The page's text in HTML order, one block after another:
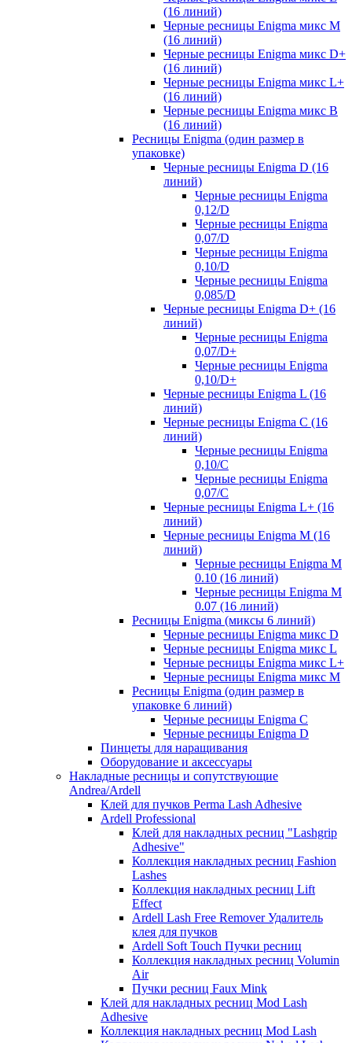
(16 линий)
Черные ресницы Enigma микс M
(16 линий)
Черные ресницы Enigma микс D+
(16 линий)
Черные ресницы Enigma микс L+
(16 линий)
Черные ресницы Enigma микс В
(16 линий)
Ресницы Enigma (один размер в
упаковке)
Черные ресницы Enigma D (16
линий)
Черные ресницы Enigma
0,12/D
Черные ресницы Enigma
0,07/D
Черные ресницы Enigma
0,10/D
Черные ресницы Enigma
0,085/D
Черные ресницы Enigma D+ (16
линий)
Черные ресницы Enigma
0,07/D+
Черные ресницы Enigma
0,10/D+
Черные ресницы Enigma L (16
линий)
Черные ресницы Enigma C (16
линий)
Черные ресницы Enigma
0,10/C
Черные ресницы Enigma
0,07/С
Черные ресницы Enigma L+ (16
линий)
Черные ресницы Enigma M (16
линий)
Черные ресницы Enigma M
0.10 (16 линий)
Черные ресницы Enigma M
0.07 (16 линий)
Ресницы Enigma (миксы 6 линий)
Черные ресницы Enigma микс D
Черные ресницы Enigma микс L
Черные ресницы Enigma микс L+
Черные ресницы Enigma микс M
Ресницы Enigma (один размер в
упаковке 6 линий)
Черные ресницы Enigma C
Черные ресницы Enigma D
Пинцеты для наращивания
Оборудование и аксессуары
Накладные ресницы и сопутствующие
Andrea/Ardell
Клей для пучков Perma Lash Adhesive
Ardell Professional
Клей для накладных ресниц "Lashgrip
Adhesive"
Коллекция накладных ресниц Fashion
Lashes
Коллекция накладных ресниц Lift
Effect
Ardell Lash Free Remover Удалитель
клея для пучков
Ardell Soft Touch Пучки ресниц
Коллекция накладных ресниц Volumin
Air
Пучки ресниц Faux Mink
Клей для накладных ресниц Mod Lash
Adhesive
Коллекция накладных ресниц Mod Lash